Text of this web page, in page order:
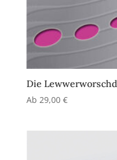
Die Lewwerworschd
Ab 29,00 €